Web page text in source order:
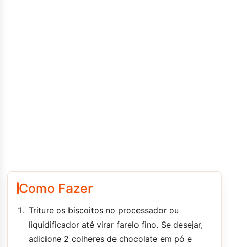
Como Fazer
Triture os biscoitos no processador ou
liquidificador até virar farelo fino. Se desejar,
adicione 2 colheres de chocolate em pó e